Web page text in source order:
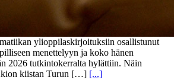
ylioppilaskirjoituksiin osallistunut
menettelyyn ja koko hänen
2026 tutkintokerralta hylättiin. Näin
kiistan Turun […] [...]